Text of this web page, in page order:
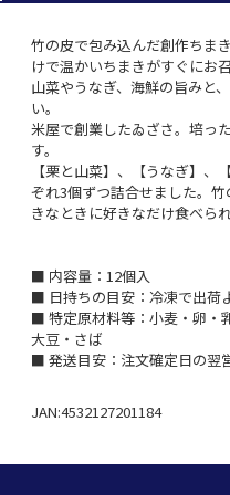
竹の皮で包み込んだ創作ちま
けで温かいちまきがすぐにお
山菜やうなぎ、海鮮の旨みと
い。
米屋で創業したゐざさ。培っ
す。
【栗と山菜】、【うなぎ】
ぞれ3個ずつ詰合せました。
きなときに好きなだけ食べられ
■ 内容量：12個入
■ 日持ちの目安：冷凍で出荷
■ 特定原材料等：小麦・卵・
大豆・さば
■ 発送目安：注文確定日の翌
JAN:4532127201184